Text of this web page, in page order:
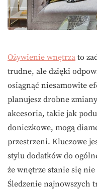
Ożywienie wnętrza to
trudne, ale dzięki
osiągnąć niesamowite
planujesz drobne
akcesoria, takie jak
doniczkowe, mogą
przestrzeni. Kluczowe
stylu dodatków do
że wnętrze stanie się
Śledzenie najnowszych